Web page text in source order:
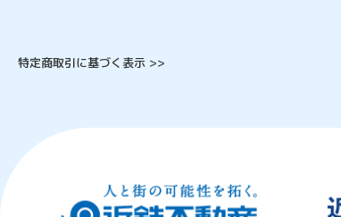
特定商取引に基づく表示 >>